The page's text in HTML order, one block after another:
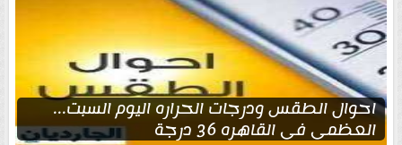
احوال الطقس ودرجات الحراره اليوم السبت...
العظمى في القاهره 36 درجة